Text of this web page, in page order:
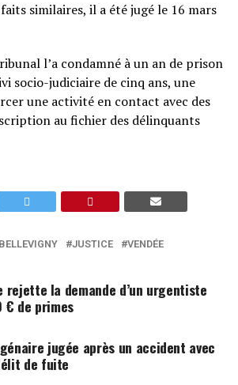
similaires, il a été jugé le 16 mars
l’a condamné à un an de prison
socio-judiciaire de cinq ans, une
une activité en contact avec des
au fichier des délinquants
JUSTICE VENDÉE
rejette la demande d’un urgentiste
de primes
jugée après un accident avec
de fuite